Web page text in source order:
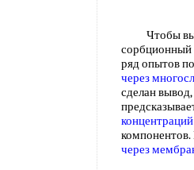
Чтобы
сорбционный
ряд опытов по
через
сделан
концентраций
компонентов.
через